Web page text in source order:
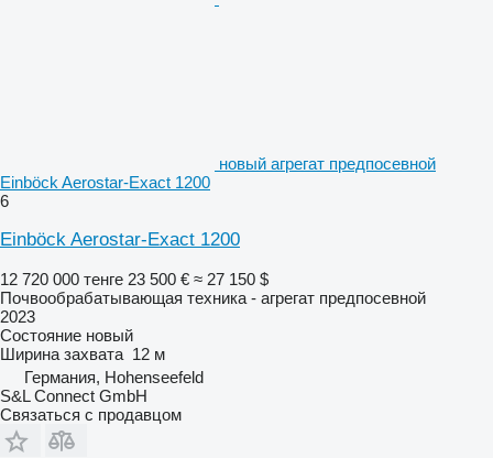
новый агрегат предпосевной
Einböck Aerostar-Exact 1200
6
Einböck Aerostar-Exact 1200
12 720 000 тенге 23 500 € ≈ 27 150 $
Почвообрабатывающая техника - агрегат предпосевной
2023
Состояние новый
Ширина захвата 12 м
Германия, Hohenseefeld
S&L Connect GmbH
Связаться с продавцом